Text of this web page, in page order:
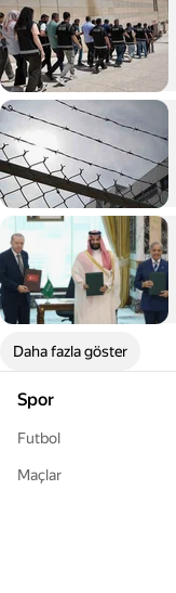
Daha fazla göster
Spor
Futbol
Maçlar